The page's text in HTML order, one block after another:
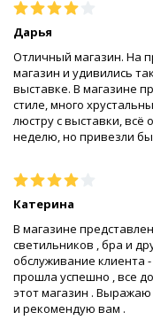
Дарья
Отличный магазин. На
магазин и удивились
выставке. В магазине
стиле, много
люстру с выставки, всё
неделю, но привезли
Катерина
В магазине
светильников , бра и
обслуживание клиента
прошла успешно , все
этот магазин .
и рекомендую вам .